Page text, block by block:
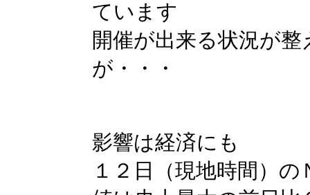
ています
開催が出来る状況が
が・・・
影響は経済にも
１２日（現地時間）